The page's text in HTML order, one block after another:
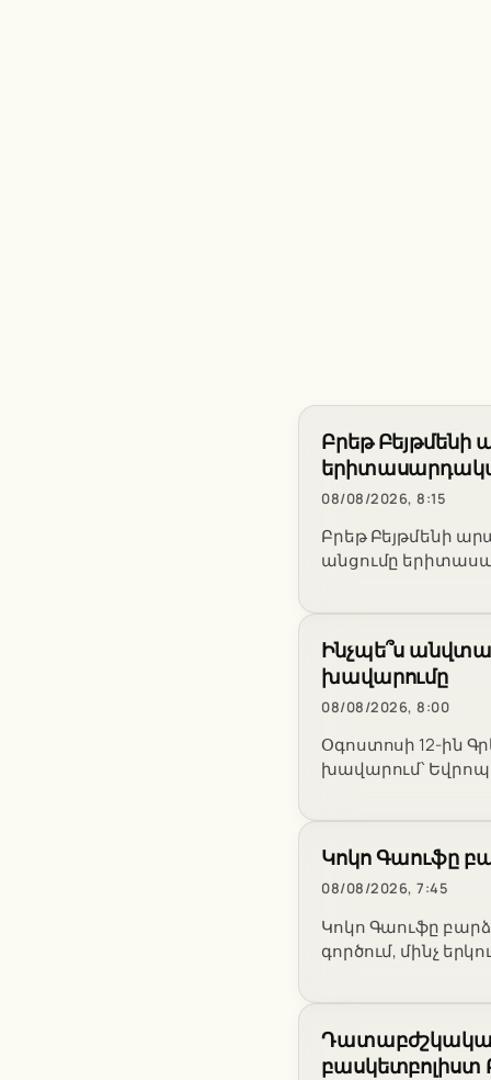
Բրեթ Բեյթմենի
08/08/2026, 8:15
Բրեթ Բեյթմենի
անցումը
Ինչպե՞ս
խավարումը
08/08/2026, 8:00
Օգոստոսի 12-ին
խավարում՝
Կոկո Գաուֆը
08/08/2026, 7:45
Կոկո Գաուֆը
գործում, մինչ
Դատաբժշկական